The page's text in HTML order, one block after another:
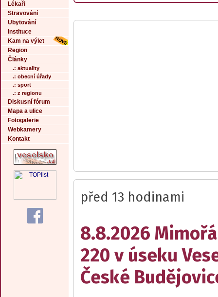
Lékaři
Stravování
Ubytování
Instituce
Kam na výlet
Region
Články
.: aktuality
.: obecní úřady
.: sport
.: z regionu
Diskusní fórum
Mapa a ulice
Fotogalerie
Webkamery
Kontakt
před 13 hodinami
8.8.2026
220 v úseku
České